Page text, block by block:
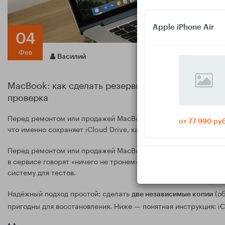
04
Фев Василий
MacBook: как сделать резервную копию перед
проверка
Перед ремонтом или продажей MacBook важно сохранить
что именно сохраняет iCloud Drive, как настроить Time
Перед ремонтом или продажей MacBook главный риск —
в сервисе говорят «ничего не тронем», на практике могут
систему для тестов.
Надёжный подход простой: сделать две независимые копии
пригодны для восстановления. Ниже — понятная инструкция:
Apple iPhone Air
от 77 990